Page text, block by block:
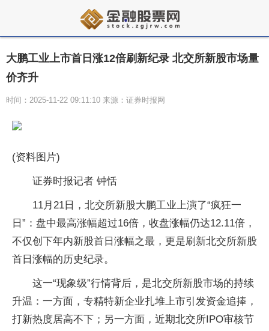
大鹏工业上市首日涨12倍刷新纪录 北交所新股市场量
价齐升
时间：2025-11-22 09:11:10 来源：证券时报网
(资料图片)
证券时报记者 钟恬
11月21日，北交所新股大鹏工业上演了“疯狂一
日”：盘中最高涨幅超过16倍，收盘涨幅仍达12.11倍，
不仅创下年内新股首日涨幅之最，更是刷新北交所新股
首日涨幅的历史纪录。
这一“现象级”行情背后，是北交所新股市场的持续
升温：一方面，专精特新企业扎堆上市引发资金追捧，
打新热度居高不下；另一方面，近期北交所IPO审核节